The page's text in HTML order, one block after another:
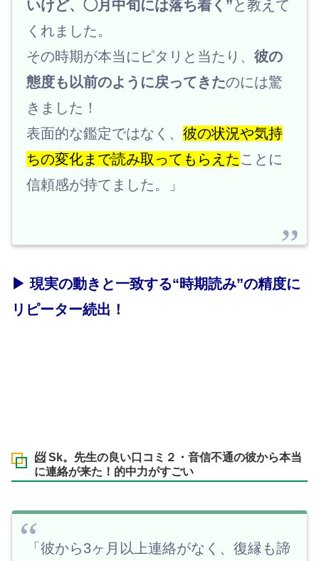
いけど、◯月中旬には落ち着く”と教えて
くれました。
その時期が本当にピタリと当たり、 彼の
態度も以前のように戻ってきたのには驚
きました！
表面的な鑑定ではなく、 彼の状況や気持
ちの変化まで読み取ってもらえたことに
信頼感が持てました。」
▶ 現実の動きと一致する“時期読み”の精度に
リピーター続出！
📨 Sk。先生の良い口コミ２・音信不通の彼から本当
に連絡が来た！的中力がすごい
「彼から3ヶ月以上連絡がなく、復縁も諦